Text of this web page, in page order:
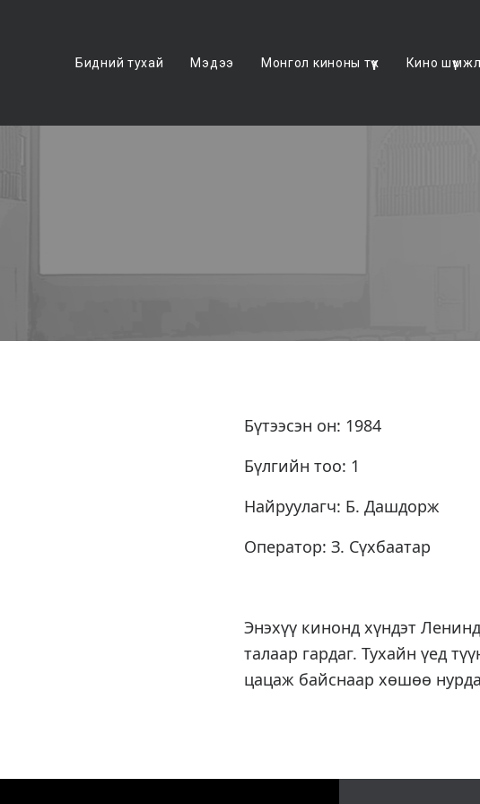
Бидний тухай Мэдээ Монгол киноны түүх Кино
Бүтээсэн он: 1984
Бүлгийн тоо: 1
Найруулагч: Б. Дашдорж
Оператор: З. Сүхбаатар
Энэхүү кинонд хүндэт
талаар гардаг. Тухайн үед
цацаж байснаар хөшөө